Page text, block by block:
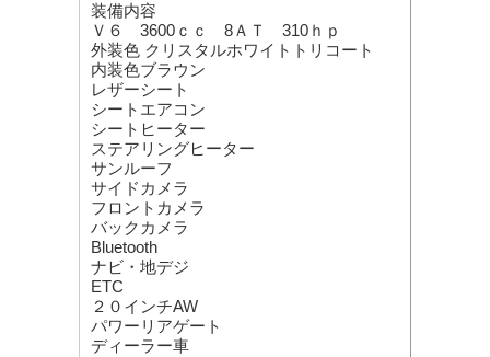
装備内容
Ｖ６ 3600ｃｃ 8ＡＴ 310ｈｐ
外装色 クリスタルホワイトトリコート
内装色ブラウン
レザーシート
シートエアコン
シートヒーター
ステアリングヒーター
サンルーフ
サイドカメラ
フロントカメラ
バックカメラ
Bluetooth
ナビ・地デジ
ETC
２０インチAW
パワーリアゲート
ディーラー車